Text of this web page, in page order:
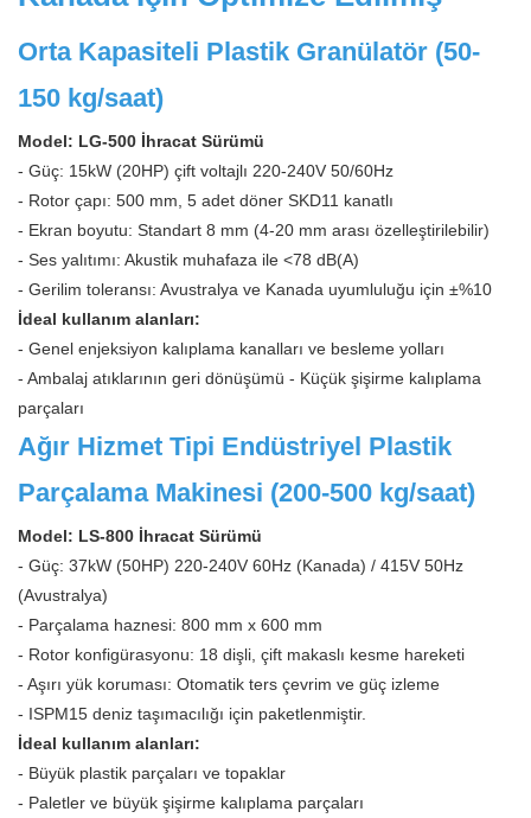
Orta Kapasiteli Plastik Granülatör (50-
150 kg/saat)
Model: LG-500 İhracat Sürümü
- Güç: 15kW (20HP) çift voltajlı 220-240V 50/60Hz
- Rotor çapı: 500 mm, 5 adet döner SKD11 kanatlı
- Ekran boyutu: Standart 8 mm (4-20 mm arası özelleştirilebilir)
- Ses yalıtımı: Akustik muhafaza ile <78 dB(A)
- Gerilim toleransı: Avustralya ve Kanada uyumluluğu için ±%10
İdeal kullanım alanları:
- Genel enjeksiyon kalıplama kanalları ve besleme yolları
- Ambalaj atıklarının geri dönüşümü - Küçük şişirme kalıplama
parçaları
Ağır Hizmet Tipi Endüstriyel Plastik
Parçalama Makinesi (200-500 kg/saat)
Model: LS-800 İhracat Sürümü
- Güç: 37kW (50HP) 220-240V 60Hz (Kanada) / 415V 50Hz
(Avustralya)
- Parçalama haznesi: 800 mm x 600 mm
- Rotor konfigürasyonu: 18 dişli, çift makaslı kesme hareketi
- Aşırı yük koruması: Otomatik ters çevrim ve güç izleme
- ISPM15 deniz taşımacılığı için paketlenmiştir.
İdeal kullanım alanları:
- Büyük plastik parçaları ve topaklar
- Paletler ve büyük şişirme kalıplama parçaları